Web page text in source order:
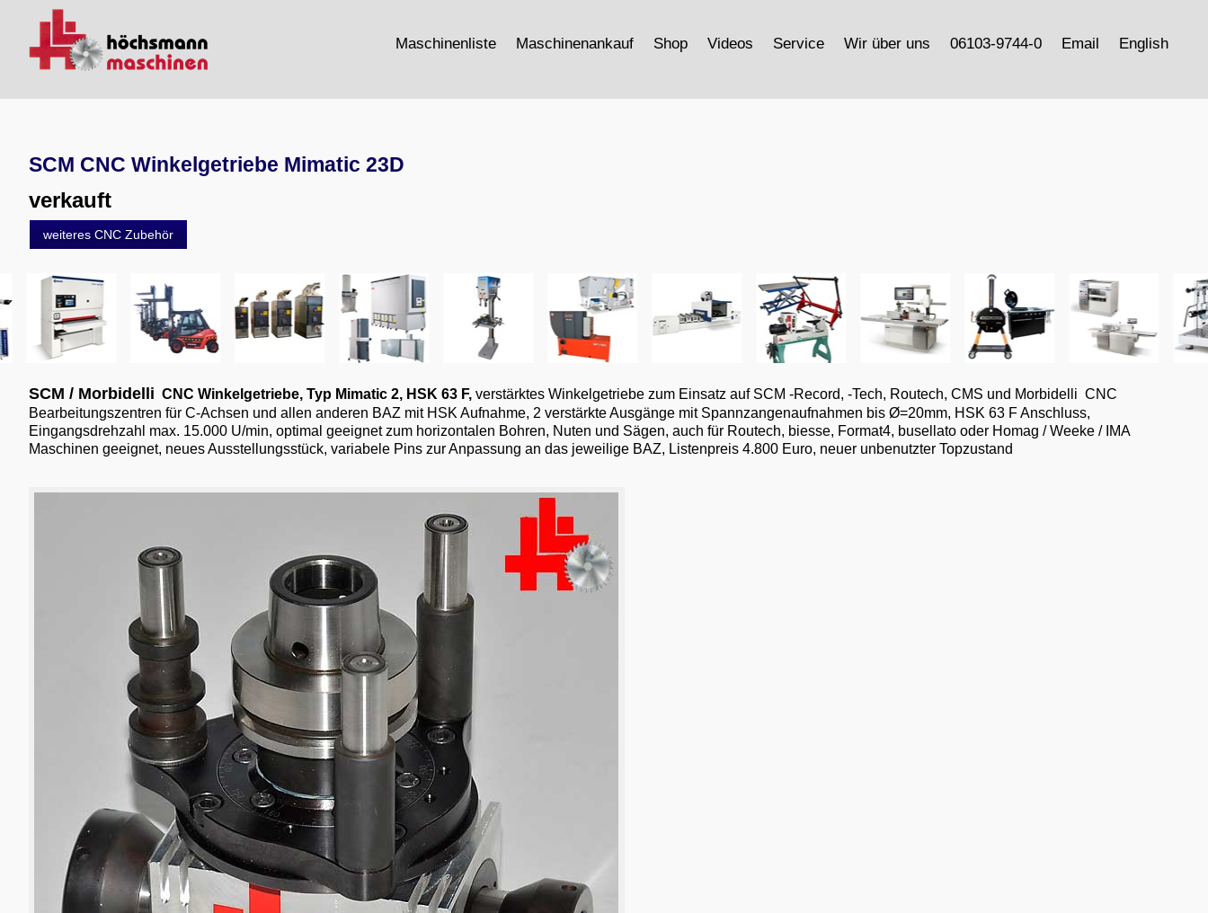
Maschinenliste Maschinenankauf Shop Videos Service Wir über uns 06103-9744-0 Email English
SCM CNC Winkelgetriebe Mimatic 23D
verkauft
weiteres CNC Zubehör
SCM / Morbidelli CNC Winkelgetriebe, Typ Mimatic 2, HSK 63 F, verstärktes Winkelgetriebe zum Einsatz auf SCM -Record, -Tech, Routech, CMS und Morbidelli CNC
Bearbeitungszentren für C-Achsen und allen anderen BAZ mit HSK Aufnahme, 2 verstärkte Ausgänge mit Spannzangenaufnahmen bis Ø=20mm, HSK 63 F Anschluss,
Eingangsdrehzahl max. 15.000 U/min, optimal geeignet zum horizontalen Bohren, Nuten und Sägen, auch für Routech, biesse, Format4, busellato oder Homag / Weeke / IMA
Maschinen geeignet, neues Ausstellungsstück, variabele Pins zur Anpassung an das jeweilige BAZ, Listenpreis 4.800 Euro, neuer unbenutzter Topzustand